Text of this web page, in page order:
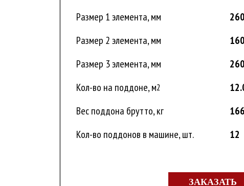
Размер 1 элемента, мм
Размер 2 элемента, мм
Размер 3 элемента, мм
Кол-во на поддоне, м2
Вес поддона брутто, кг
Кол-во поддонов в машине, шт.
12
ЗАКАЗАТЬ